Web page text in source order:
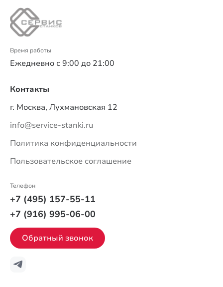
Время работы
Ежедневно с 9:00 до 21:00
Контакты
г. Москва, Лухмановская 12
info@service-stanki.ru
Политика конфиденциальности
Пользовательское соглашение
Телефон
+7 (495) 157-55-11
+7 (916) 995-06-00
Обратный звонок